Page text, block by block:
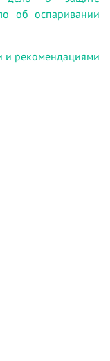
об оспаривании
и рекомендациями